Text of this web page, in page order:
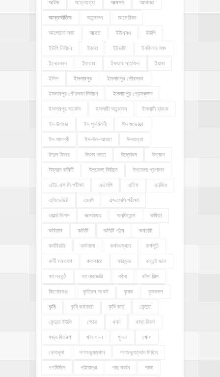
আটক আত্নহত্যা আত্মসাৎ আদালত
আন্তর্জাতিক আন্দোলন আমেরিকা
আলোচনা সভা আহত ইউএনও ইউপি
ইউপি নির্বাচন ইজারা ইটভাটা ইনকিলাব মঞ্চ
ইন্তেকাল ইফতার ইফতার মাহফিল ইয়াবা
ইলিশ ইসলামপুর ইসলামপুর পৌরসভা
ইসলামপুর পৌরসভা নির্বাচন ইসলামপুর প্রেসক্লাব
ইসলামপুর সার্কেল ইসলামী আন্দোলন ইসলামী ব্যাংক
ঈদ উপহার ঈদ পুনর্মিলনী ঈদ শুভেচ্ছা
ঈদ সামগ্রী ঈদ-উল-আযহা ঈদযাত্রা
ঈদুল ফিতর উৎসব ভাতা উদ্বোধন উন্নয়ন
উন্নয়ন কমিটি উপজেলা নির্বাচন উপজেলা প্রশাসন
এইচ.এস.সি পরীক্ষা এএসপি এতিম এনজিও
এফিডেভিট এমপি এসএসসি পরীক্ষা
ওয়ার্ল্ড ভিশন কক্সবাজার কনফিডেন্স কবিতা
কবিরাজ কমিটি কমিটি গঠন কর্মচারী
কর্মবিরতি কর্মশালা কর্মসংস্থান কর্মসূচি
কর্মী সমাবেশ কলকাতা কারাদন্ড কারেন্ট জাল
কালেরকন্ঠ কালোবাজারি কাঁসা কাঁসা শিল্প
কিশোরগঞ্জ কৃত্রিম সংকট কৃষক কৃষকদল
কৃষি কৃষি কর্মকর্তা কৃষি কার্ড কেন্দুয়া
কেন্দুয়া ইউপি ক্ষোভ খনন খাদ্য দিবস
খাদ্য বিতরণ খাল খনন খুলনা খেলা
খেলাধূলা গণঅভ্যুত্থান গণঅভ্যুত্থান মিছিল
গণমিছিল গাইবান্ধা গাছ কর্তন গাজা